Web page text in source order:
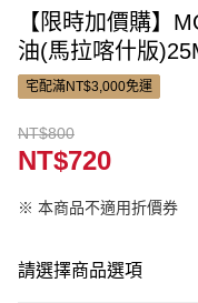
【限時加價購】
油(馬拉喀什版
宅配滿NT$3,000免運
NT$800
NT$720
※ 本商品不適用折價券
請選擇商品選項